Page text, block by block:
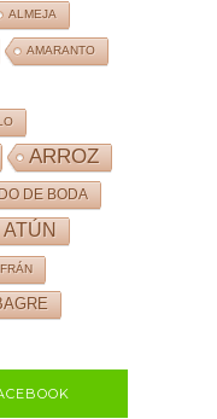
ALMEJA
AMARANTO
ARROZ
DE BODA
ATÚN